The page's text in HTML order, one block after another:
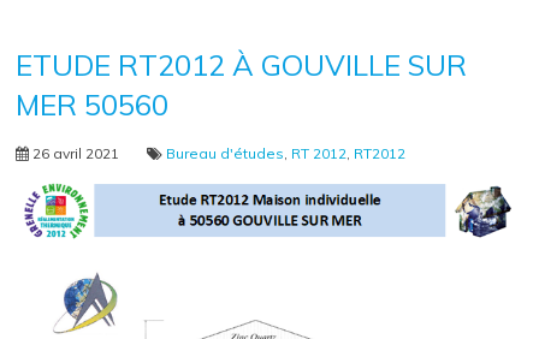
ETUDE RT2012 À GOUVILLE SUR
MER 50560
26 avril 2021 Bureau d'études RT 2012 RT2012